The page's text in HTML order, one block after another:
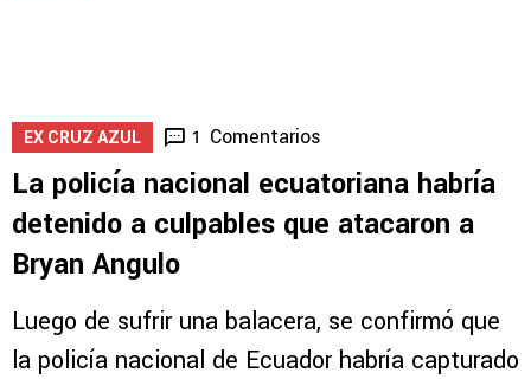
EX CRUZ AZUL 1 Comentarios
La policía nacional ecuatoriana habría
detenido a culpables que atacaron a
Bryan Angulo
Luego de sufrir una balacera, se confirmó que
la policía nacional de Ecuador habría capturado